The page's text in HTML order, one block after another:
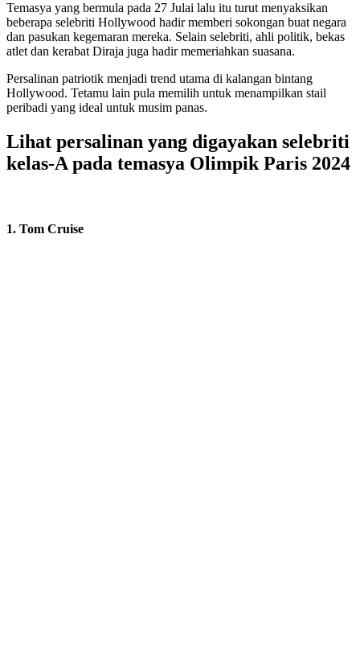
Temasya yang bermula pada 27 Julai lalu itu turut menyaksikan
beberapa selebriti Hollywood hadir memberi sokongan buat negara
dan pasukan kegemaran mereka. Selain selebriti, ahli politik, bekas
atlet dan kerabat Diraja juga hadir memeriahkan suasana.
Persalinan patriotik menjadi trend utama di kalangan bintang
Hollywood. Tetamu lain pula memilih untuk menampilkan stail
peribadi yang ideal untuk musim panas.
Lihat persalinan yang digayakan selebriti
kelas-A pada temasya Olimpik Paris 2024
1. Tom Cruise